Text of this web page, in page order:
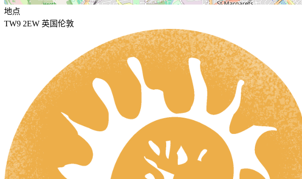
地点
TW9 2EW 英国伦敦